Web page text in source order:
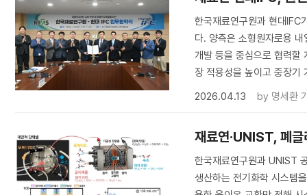
한국재료연구원과 현대IFC
다. 양측은 소형원자로용
개발 등을 중심으로 협력할
장 적용성을 높이고 중장기
2026.04.13
by 명세환
재료연·UNIST, 폐글
한국재료연구원과 UNIST
생산하는 전기화학 시스템